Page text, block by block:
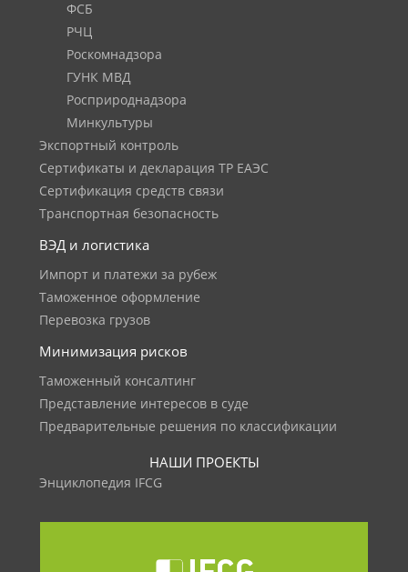
ФСБ
РЧЦ
Роскомнадзора
ГУНК МВД
Росприроднадзора
Минкультуры
Экспортный контроль
Сертификаты и декларация ТР ЕАЭС
Сертификация средств связи
Транспортная безопасность
ВЭД и логистика
Импорт и платежи за рубеж
Таможенное оформление
Перевозка грузов
Минимизация рисков
Таможенный консалтинг
Представление интересов в суде
Предварительные решения по классификации
НАШИ ПРОЕКТЫ
Энциклопедия IFCG